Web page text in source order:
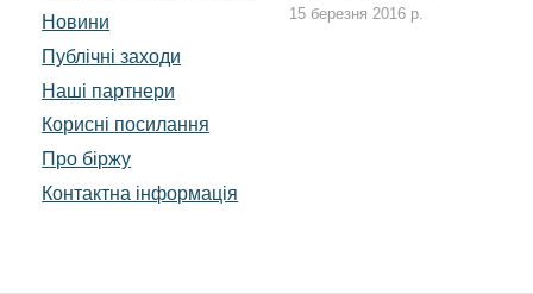
Новини
Публічні заходи
Наші партнери
Корисні посилання
Про біржу
Контактна інформація
15 березня 2016 р.